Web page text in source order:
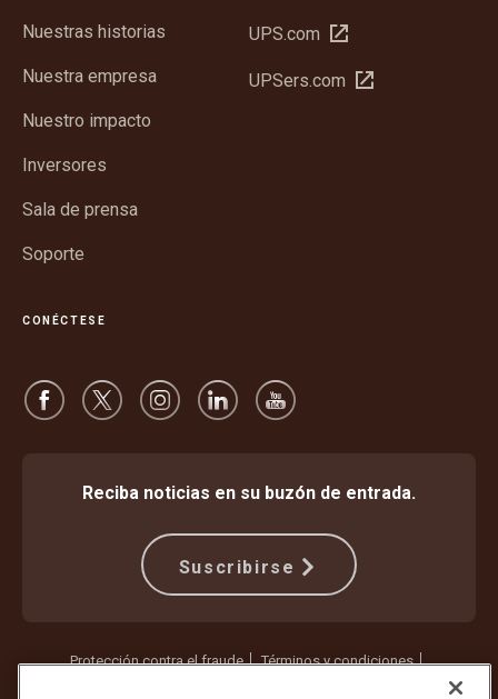
Nuestras historias
Nuestra empresa
Nuestro impacto
Inversores
Sala de prensa
Soporte
UPS.com Abrir
una
UPSers.com Abrir
CONÉCTESE
Reciba noticias en su buzón de entrada.
Suscribirse
Protección contra el fraude
Términos y condiciones